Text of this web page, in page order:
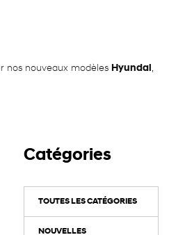
nos nouveaux modèles Hyundai,
Catégories
TOUTES LES CATÉGORIES
NOUVELLES